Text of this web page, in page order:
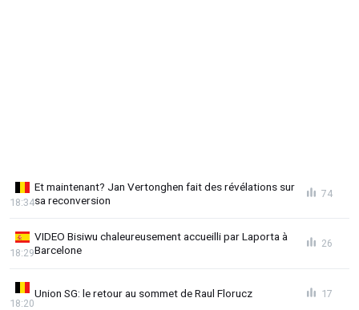
Et maintenant? Jan Vertonghen fait des révélations sur
sa reconversion
18:34
74
VIDEO Bisiwu chaleureusement accueilli par Laporta à
Barcelone
18:29
26
Union SG: le retour au sommet de Raul Florucz
18:20
17